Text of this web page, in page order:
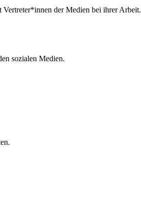
der Medien bei ihrer Arbeit.
sozialen Medien.